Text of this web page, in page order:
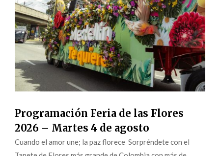
Programación Feria de las Flores
2026 – Martes 4 de agosto
Cuando el amor une; la paz florece Sorpréndete con el